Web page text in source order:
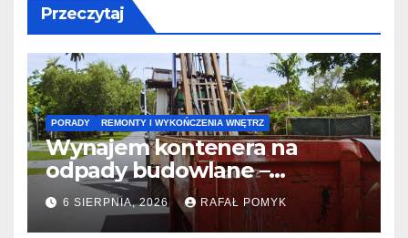
Przeczytaj
PORADY REMONTY I WYKOŃCZENIA WNĘTRZ
Wynajem kontenera na
odpady budowlane –
praktyczny przewodnik dla
zlecającego remont
6 SIERPNIA, 2026 RAFAŁ POMYK